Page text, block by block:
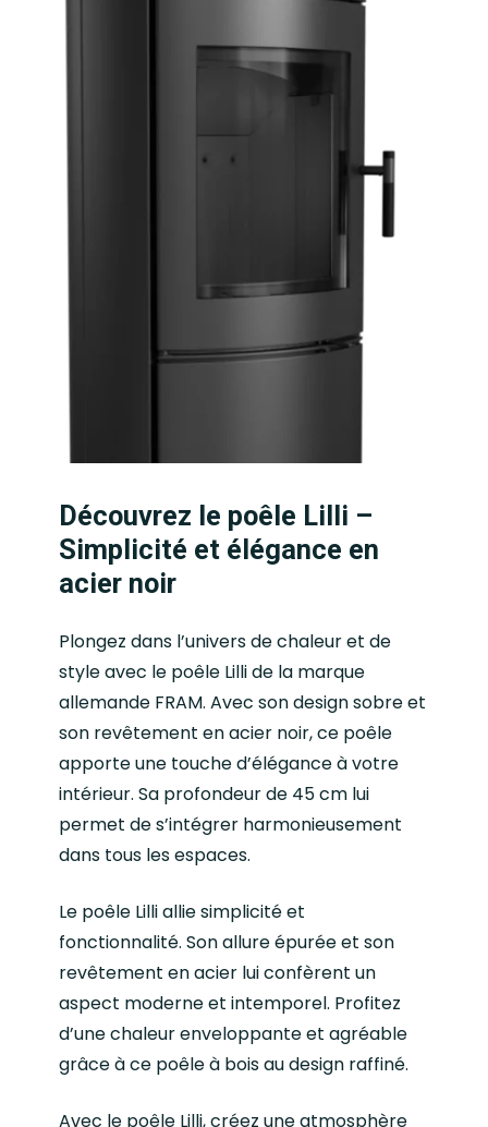
Découvrez le poêle Lilli –
Simplicité et élégance en
acier noir
Plongez dans l’univers de chaleur et de
style avec le poêle Lilli de la marque
allemande FRAM. Avec son design sobre et
son revêtement en acier noir, ce poêle
apporte une touche d’élégance à votre
intérieur. Sa profondeur de 45 cm lui
permet de s’intégrer harmonieusement
dans tous les espaces.
Le poêle Lilli allie simplicité et
fonctionnalité. Son allure épurée et son
revêtement en acier lui confèrent un
aspect moderne et intemporel. Profitez
d’une chaleur enveloppante et agréable
grâce à ce poêle à bois au design raffiné.
Avec le poêle Lilli, créez une atmosphère